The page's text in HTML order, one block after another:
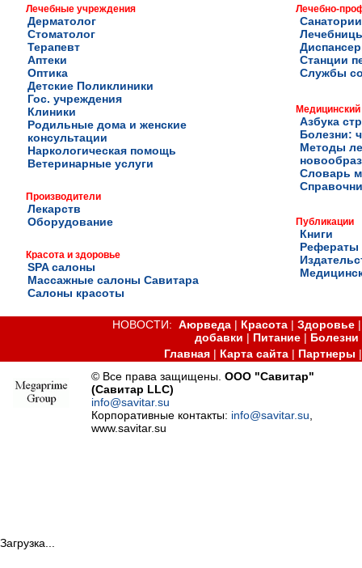
Лечебные учреждения
Дерматолог
Стоматолог
Терапевт
Аптеки
Оптика
Детские Поликлиники
Гос. учреждения
Клиники
Родильные дома и женские
консультации
Наркологическая помощь
Ветеринарные услуги
Производители
Лекарств
Оборудование
Красота и здоровье
SPA салоны
Массажные салоны Савитара
Салоны красоты
Лечебно-
Станции
Службы
Медицинский
Азбука
Болезни:
Методы
Словарь
Публикации
Книги
Рефераты
НОВОСТИ:Аюрведа | Красота |Здоровье
добавки | Питание| Болезни
Главная| Карта сайта| Партнеры
© Все права защищены.ООО "Савитар"
(Савитар LLC)
info@savitar.su
Корпоративные контакты: info@savitar.su
www.savitar.su
Загрузка...